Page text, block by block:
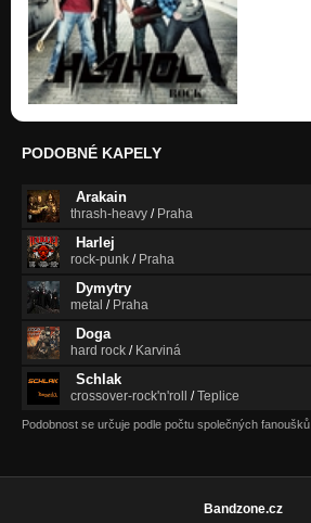
HLAHOL - Dělnická 2018
Nezařazeno
HLAHOL - Svítání 2018
Nezařazeno
HLAHOL - Tango 2018
Nezařazeno
Hlahol - Na hoře říp 2014
Nezařazeno
Hlahol - Neserzem 2014
Nezařazeno
Nezařazeno
PODOBNÉ KAPELY
Arakain
thrash-heavy / Praha
Harlej
rock-punk / Praha
Dymytry
metal / Praha
Doga
hard rock / Karviná
Schlak
crossover-rock'n'roll /Teplice
Podobnost se určuje podle počtu společných fanoušků.
Bandzone.cz